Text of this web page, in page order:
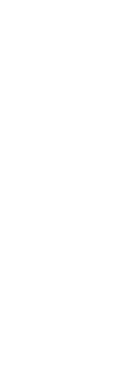
de
entre
faire appel
le temps